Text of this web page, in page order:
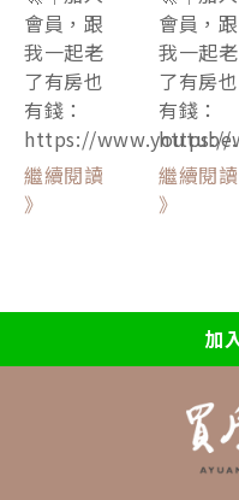
會員，跟
我一起老
了有房也
有錢：
https://www.youtube.
繼續閱讀
》
會員，跟
我一起老
了有房也
有錢：
https://
繼續閱讀
》
加